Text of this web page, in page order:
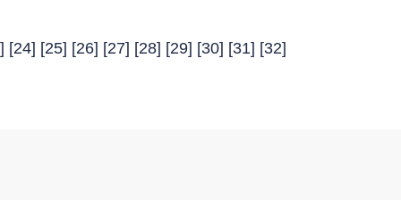
] [24] [25] [26] [27] [28] [29] [30] [31] [32]